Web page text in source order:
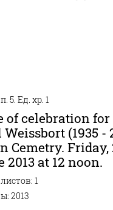
5. Ед. хр. 1
of celebration
(1935 -
Cemetry. Friday,
2013 at 12 noon.
1
2013